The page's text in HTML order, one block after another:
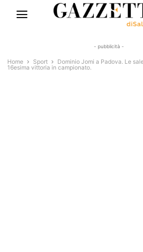
- pubblicità -
Home Sport
Dominio Jomi a Padova. Le
16esima vittoria in campionato.